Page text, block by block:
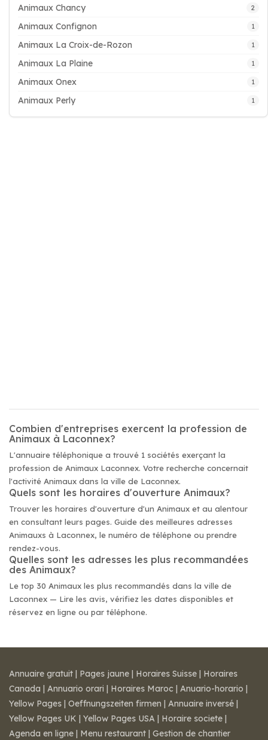
Animaux Chancy 2
Animaux Confignon 1
Animaux La Croix-de-Rozon 1
Animaux La Plaine 1
Animaux Onex 1
Animaux Perly 1
Combien d'entreprises exercent la profession de
Animaux à Laconnex?
L'annuaire téléphonique a trouvé 1 sociétés exerçant la
profession de Animaux Laconnex. Votre recherche concernait
l'activité Animaux dans la ville de Laconnex.
Quels sont les horaires d'ouverture Animaux?
Trouver les horaires d'ouverture d'un Animaux et au alentour
en consultant leurs pages. Guide des meilleures adresses
Animauxs à Laconnex, le numéro de téléphone ou prendre
rendez-vous.
Quelles sont les adresses les plus recommandées
des Animaux?
Le top 30 Animaux les plus recommandés dans la ville de
Laconnex — Lire les avis, vérifiez les dates disponibles et
réservez en ligne ou par téléphone.
Annuaire gratuit | Pages jaune | Horaires Suisse | Horaires
Canada | Annuario orari | Horaires Maroc | Anuario-horario |
Yellow Pages | Oeffnungszeiten firmen | Annuaire inversé |
Yellow Pages UK | Yellow Pages USA | Horaire societe |
Agenda en ligne | Menu restaurant | Gestion de chantier